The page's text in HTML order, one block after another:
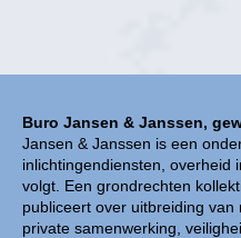
Buro Jansen & Janssen,
Jansen & Janssen is een
inlichtingendiensten, overheid
volgt. Een grondrechten
publiceert over uitbreiding
private samenwerking,